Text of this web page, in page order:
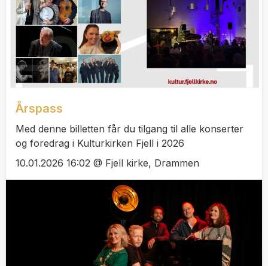
Årspass
Med denne billetten får du tilgang til alle konserter
og foredrag i Kulturkirken Fjell i 2026
10.01.2026 16:02 @ Fjell kirke, Drammen